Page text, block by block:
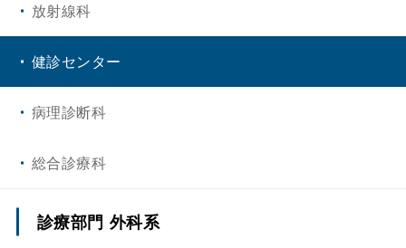
放射線科
健診センター
病理診断科
総合診療科
診療部門 外科系